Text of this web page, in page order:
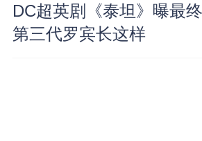
DC超英剧《泰坦》曝最
第三代罗宾长这样